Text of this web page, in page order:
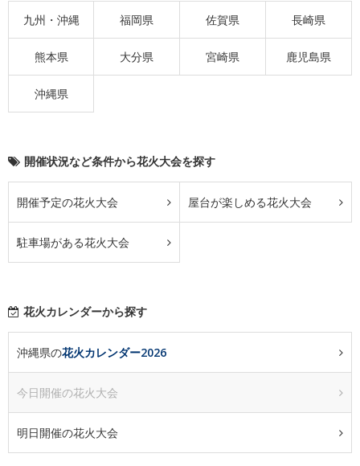
九州・沖縄 福岡県 佐賀県 長崎県
熊本県 大分県 宮崎県 鹿児島県
沖縄県
開催状況など条件から花火大会を探す
開催予定の花火大会 屋台が楽しめる花火大会
駐車場がある花火大会
花火カレンダーから探す
沖縄県の花火カレンダー2026
今日開催の花火大会
明日開催の花火大会